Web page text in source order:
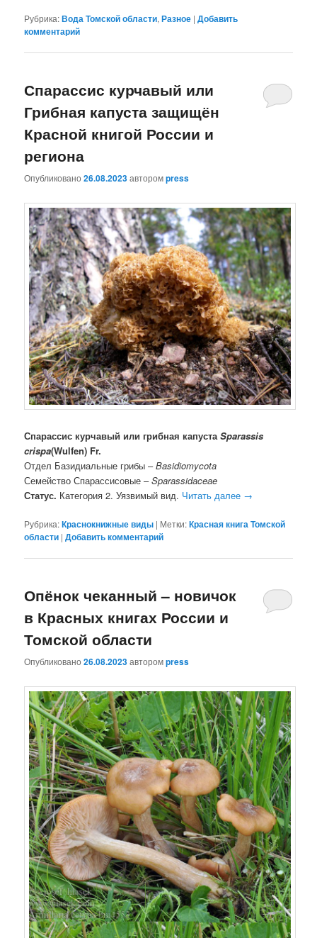
Рубрика:Вода Томской области,Разное |Добавить
комментарий
Спарассис курчавый или
Грибная капуста защищён
Красной книгой России и
региона
Опубликовано26.08.2023авторомpress
Спарассис курчавый или грибная капустаSparassis
crispa(Wulfen) Fr.
Отдел Базидиальные грибы –Basidiomycota
Семейство Спарассисовые –Sparassidaceae
Статус. Категория 2. Уязвимый вид. Читать далее →
Рубрика:Краснокнижные виды | Метки:Красная книга Томской
области |Добавить комментарий
Опёнок чеканный – новичок
в Красных книгах России и
Томской области
Опубликовано26.08.2023авторомpress